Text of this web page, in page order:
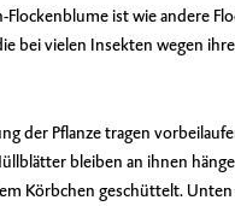
Flockenblume ist wie andere
bei vielen Insekten wegen
der Pflanze tragen
bleiben an ihnen
Körbchen geschüttelt.